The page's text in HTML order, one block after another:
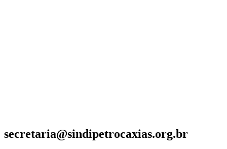
secretaria@sindipetrocaxias.org.br